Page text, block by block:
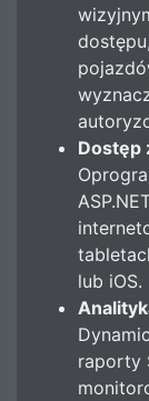
Dostęp
lub iOS.
raporty